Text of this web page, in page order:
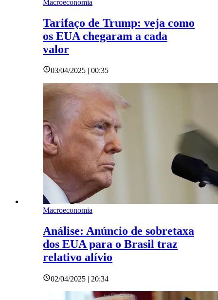
Macroeconomia
Tarifaço de Trump: veja como
os EUA chegaram a cada
valor
03/04/2025 | 00:35
Macroeconomia
Análise: Anúncio de sobretaxa
dos EUA para o Brasil traz
relativo alívio
02/04/2025 | 20:34